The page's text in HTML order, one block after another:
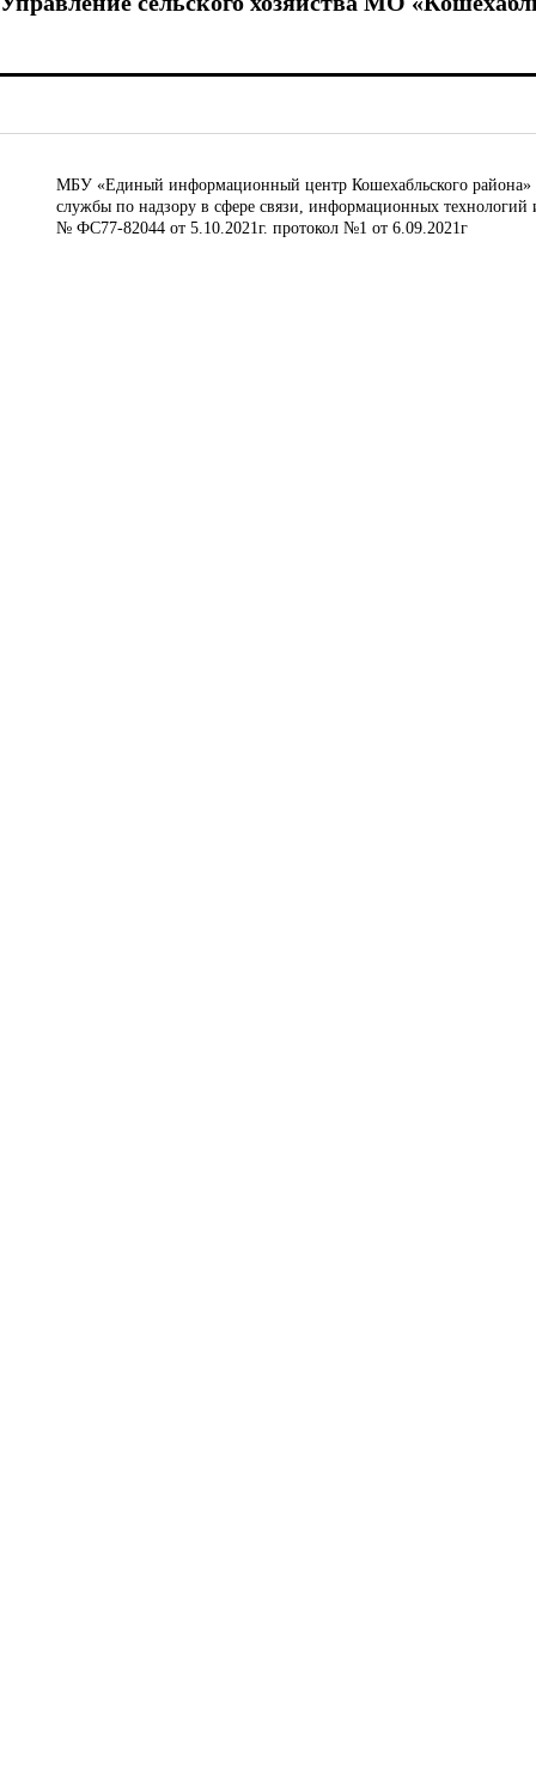
МБУ «Единый информационный центр Кошехабльского района»
службы по надзору в сфере связи, информационных
№ ФС77-82044 от 5.10.2021г. протокол №1 от 6.09.2021г